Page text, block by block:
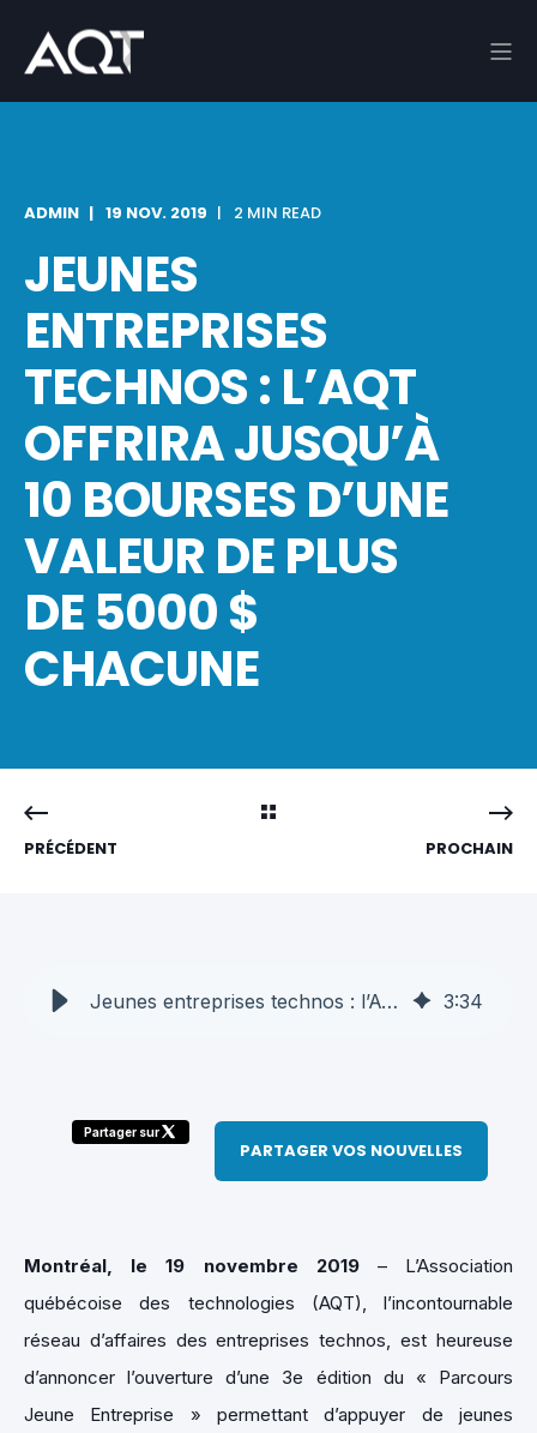
ADMIN 19 NOV. 2019 2 MIN READ
JEUNES
ENTREPRISES
TECHNOS : L’AQT
OFFRIRA JUSQU’À
10 BOURSES D’UNE
VALEUR DE PLUS
DE 5000 $
CHACUNE
PRÉCÉDENT PROCHAIN
Jeunes entreprises technos : l’AQT offrira jusqu’à 10 bourses d’une valeur de plus de 5000 $ chacune - AQT 3:34
Partager sur
PARTAGER VOS NOUVELLES
Montréal, le 19 novembre 2019– L’Association
québécoise des technologies (AQT), l’incontournable
réseau d’affaires des entreprises technos, est heureuse
d’annoncer l’ouverture d’une 3e édition du « Parcours
Jeune Entreprise » permettant d’appuyer de jeunes